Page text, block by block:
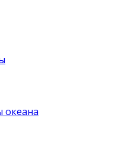
океана